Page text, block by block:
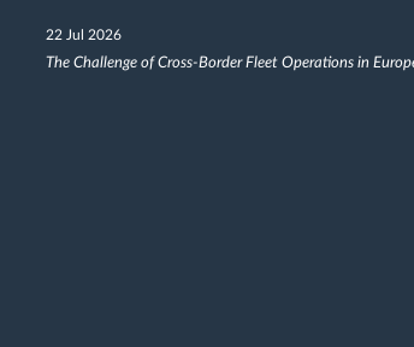
22 Jul 2026
The Challenge of Cross-Border Fleet Operations in